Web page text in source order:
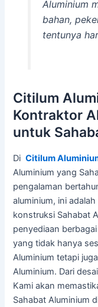
Aluminium
bahan,
tentunya
Citilum
Kontraktor
untuk
DiCitilum
Aluminium yang
pengalaman
aluminium, ini
konstruksi Sahabat
penyediaan
yang tidak hanya
Aluminium tetapi
Aluminium. Dari
Kami akan
Sahabat Aluminium